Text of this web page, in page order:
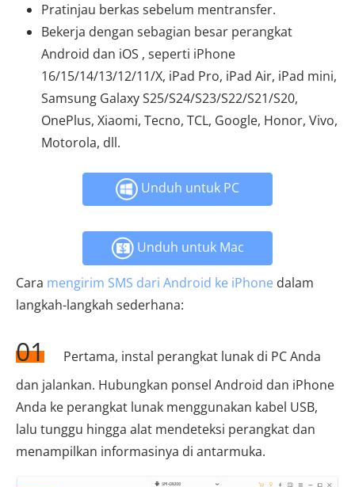
Pratinjau berkas sebelum mentransfer.
Bekerja dengan sebagian besar perangkat
Android dan iOS , seperti iPhone
16/15/14/13/12/11/X, iPad Pro, iPad Air, iPad mini,
Samsung Galaxy S25/S24/S23/S22/S21/S20,
OnePlus, Xiaomi, Tecno, TCL, Google, Honor, Vivo,
Motorola, dll.
Unduh untuk PC
Unduh untuk Mac
Cara mengirim SMS dari Android ke iPhone dalam
langkah-langkah sederhana:
01
Pertama, instal perangkat lunak di PC Anda
dan jalankan. Hubungkan ponsel Android dan iPhone
Anda ke perangkat lunak menggunakan kabel USB,
lalu tunggu hingga alat mendeteksi perangkat dan
menampilkan informasinya di antarmuka.